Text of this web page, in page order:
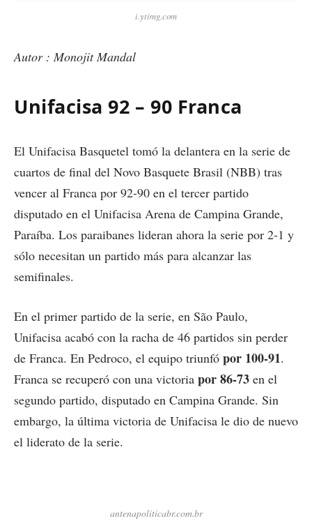
i.ytimg.com
Autor : Monojit Mandal
Unifacisa 92 – 90 Franca
El Unifacisa Basquetel tomó la delantera en la serie de
cuartos de final del Novo Basquete Brasil (NBB) tras
vencer al Franca por 92-90 en el tercer partido
disputado en el Unifacisa Arena de Campina Grande,
Paraíba. Los paraibanes lideran ahora la serie por 2-1 y
sólo necesitan un partido más para alcanzar las
semifinales.
En el primer partido de la serie, en São Paulo,
Unifacisa acabó con la racha de 46 partidos sin perder
de Franca. En Pedroco, el equipo triunfó por 100-91.
Franca se recuperó con una victoria por 86-73 en el
segundo partido, disputado en Campina Grande. Sin
embargo, la última victoria de Unifacisa le dio de nuevo
el liderato de la serie.
antenapoliticabr.com.br